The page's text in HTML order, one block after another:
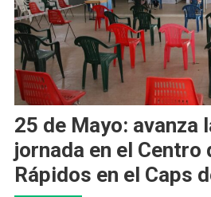
25 de Mayo: avanza
jornada en el Centro
Rápidos en el Caps